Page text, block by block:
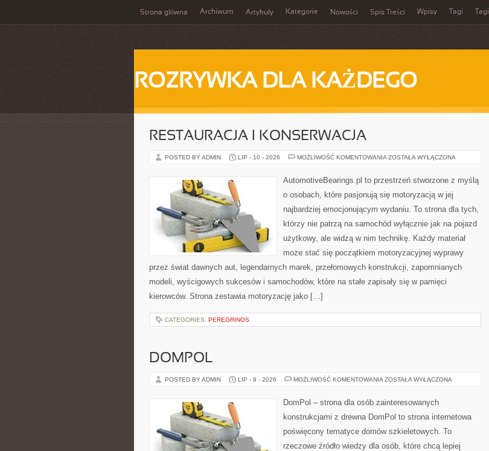
Strona główna Archiwum Artykuły Kategorie Nowości Spis Treści Wpisy Tagi Tagi
ROZRYWKA DLA KAŻDEGO
RESTAURACJA I KONSERWACJA
POSTED BY ADMIN LIP - 10 - 2026 MOŻLIWOŚĆ KOMENTOWANIA RESTAURACJA
ZOSTAŁA WYŁĄCZONA
AutomotiveBearings.pl to przestrzeń stworzone z myślą
o osobach, które pasjonują się motoryzacją w jej
najbardziej emocjonującym wydaniu. To strona dla tych,
którzy nie patrzą na samochód wyłącznie jak na pojazd
użytkowy, ale widzą w nim technikę. Każdy materiał
może stać się początkiem motoryzacyjnej wyprawy
przez świat dawnych aut, legendarnych marek, przełomowych konstrukcji, zapomnianych
modeli, wyścigowych sukcesów i samochodów, które na stałe zapisały się w pamięci
kierowców. Strona zestawia motoryzację jako […]
CATEGORIES: PEREGRINOS
DOMPOL
POSTED BY ADMIN LIP - 9 - 2026 MOŻLIWOŚĆ KOMENTOWANIA DOMPOL
ZOSTAŁA WYŁĄCZONA
DomPol – strona dla osób zainteresowanych
konstrukcjami z drewna DomPol to strona internetowa
poświęcony tematyce domów szkieletowych. To
rzeczowe źródło wiedzy dla osób, które chcą lepiej